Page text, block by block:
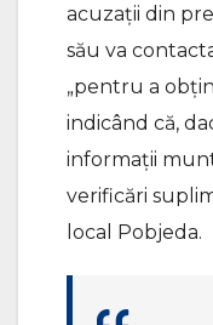
acuzaţii din
său va
„pentru a
indicând că,
informaţii
verificări
local Pobjeda.